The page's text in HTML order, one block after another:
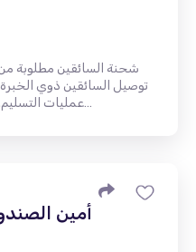
توصيل السائقين ذوي
عمليات التسليم. وتشمل المسؤوليات التحميل و…
أمين